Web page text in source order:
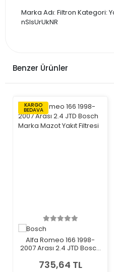
Marka Adı: Filtron Kategori:
nSIsUrUkNR
Benzer Ürünler
KARGO
BEDAVA
Alfa Romeo 166 1998-
2007 Arası 2.4 JTD Bosch
735,64 TL